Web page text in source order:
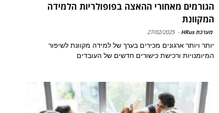
הגורמים מאחורי ההאצה בפופולריות הלמידה
המקוונת
מערכת HRus -
27/02/2025
יותר ויותר ארגונים מכירים בערך של למידה מקוונת לשיפור
המיומנויות ורכישת כישורים חדשים של העובדים